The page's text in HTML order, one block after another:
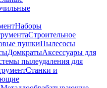
Наборы
Строительное
пушкиПылесосы
ДомкратыАксессуары для
пылеудаления для
Станки и